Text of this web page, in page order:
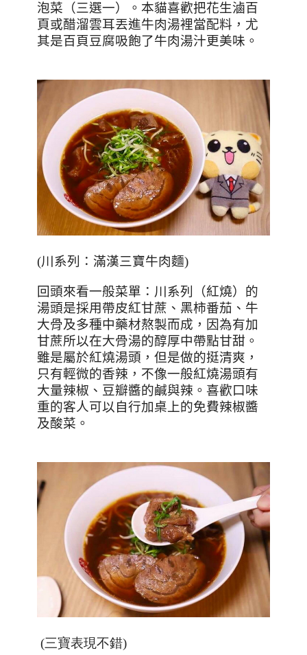
泡菜（三選一）。本貓喜歡把花生滷百
頁或醋溜雲耳丟進牛肉湯裡當配料，尤
其是百頁豆腐吸飽了牛肉湯汁更美味。
(川系列：滿漢三寶牛肉麵)
回頭來看一般菜單：川系列（紅燒）的
湯頭是採用帶皮紅甘蔗、黑柿番茄、牛
大骨及多種中藥材熬製而成，因為有加
甘蔗所以在大骨湯的醇厚中帶點甘甜。
雖是屬於紅燒湯頭，但是做的挺清爽，
只有輕微的香辣，不像一般紅燒湯頭有
大量辣椒、豆瓣醬的鹹與辣。喜歡口味
重的客人可以自行加桌上的免費辣椒醬
及酸菜。
(三寶表現不錯)